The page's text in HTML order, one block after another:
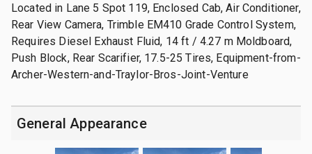
Located in Lane 5 Spot 119, Enclosed Cab, Air Conditioner,
Rear View Camera, Trimble EM410 Grade Control System,
Requires Diesel Exhaust Fluid, 14 ft / 4.27 m Moldboard,
Push Block, Rear Scarifier, 17.5-25 Tires, Equipment-from-
Archer-Western-and-Traylor-Bros-Joint-Venture
General Appearance